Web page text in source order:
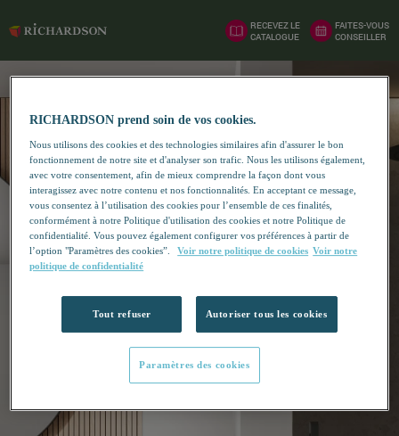
RECEVEZ LE
CATALOGUE
FAITES-VOUS
CONSEILLER
RICHARDSON prend soin de vos cookies.
Nous utilisons des cookies et des technologies similaires afin d'assurer le bon
fonctionnement de notre site et d'analyser son trafic. Nous les utilisons également,
avec votre consentement, afin de mieux comprendre la façon dont vous
interagissez avec notre contenu et nos fonctionnalités. En acceptant ce message,
vous consentez à l’utilisation des cookies pour l’ensemble de ces finalités,
conformément à notre Politique d'utilisation des cookies et notre Politique de
confidentialité. Vous pouvez également configurer vos préférences à partir de
l’option "Paramètres des cookies”.
Voir notre politique de cookies Voir notre
politique de confidentialité
Tout refuser Autoriser tous les cookies
Paramètres des cookies